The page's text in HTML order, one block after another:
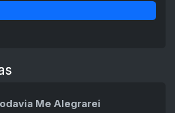
Me Alegrarei